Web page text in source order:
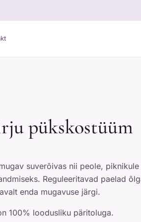
pükskostüüm
suverõivas nii peole,
Reguleeritavad paelad
enda mugavuse järgi.
100% loodusliku päritoluga.